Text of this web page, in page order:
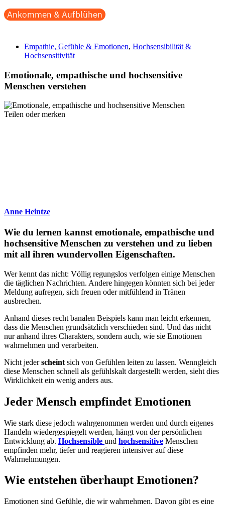
Ankommen & Aufblühen
Empathie, Gefühle & Emotionen, Hochsensibilität &
Hochsensitivität
Emotionale, empathische und hochsensitive
Menschen verstehen
Teilen oder merken
Anne Heintze
Wie du lernen kannst emotionale, empathische und
hochsensitive Menschen zu verstehen und zu lieben
mit all ihren wundervollen Eigenschaften.
Wer kennt das nicht: Völlig regungslos verfolgen einige Menschen
die täglichen Nachrichten. Andere hingegen könnten sich bei jeder
Meldung aufregen, sich freuen oder mitfühlend in Tränen
ausbrechen.
Anhand dieses recht banalen Beispiels kann man leicht erkennen,
dass die Menschen grundsätzlich verschieden sind. Und das nicht
nur anhand ihres Charakters, sondern auch, wie sie Emotionen
wahrnehmen und verarbeiten.
Nicht jederscheint sich von Gefühlen leiten zu lassen. Wenngleich
diese Menschen schnell als gefühlskalt dargestellt werden, sieht dies
Wirklichkeit ein wenig anders aus.
Jeder Mensch empfindet Emotionen
Wie stark diese jedoch wahrgenommen werden und durch eigenes
Handeln wiedergespiegelt werden, hängt von der persönlichen
Entwicklung ab. Hochsensible und hochsensitive Menschen
empfinden mehr, tiefer und reagieren intensiver auf diese
Wahrnehmungen.
Wie entstehen überhaupt Emotionen?
Emotionen sind Gefühle, die wir wahrnehmen. Davon gibt es eine